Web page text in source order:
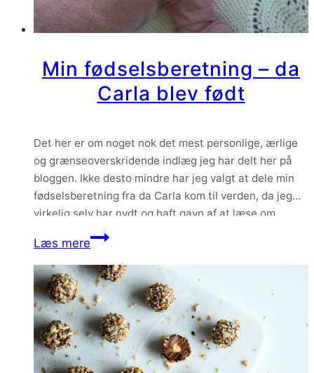
Min fødselsberetning – da
Carla blev født
Det her er om noget nok det mest personlige, ærlige
og grænseoverskridende indlæg jeg har delt her på
bloggen. Ikke desto mindre har jeg valgt at dele min
fødselsberetning fra da Carla kom til verden, da jeg
virkelig selv har nydt og haft gavn af at læse om
andres fødsler. Det har på en måde…
Læs mereMin
–
da
Carla
blev
født